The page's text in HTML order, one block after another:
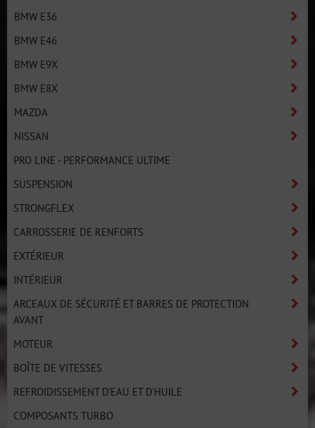
BMW E36
BMW E46
BMW E9X
BMW E8X
MAZDA
NISSAN
PRO LINE - PERFORMANCE ULTIME
SUSPENSION
STRONGFLEX
CARROSSERIE DE RENFORTS
EXTÉRIEUR
INTÉRIEUR
ARCEAUX DE SÉCURITÉ ET BARRES DE PROTECTION
AVANT
MOTEUR
BOÎTE DE VITESSES
REFROIDISSEMENT D'EAU ET D'HUILE
COMPOSANTS TURBO